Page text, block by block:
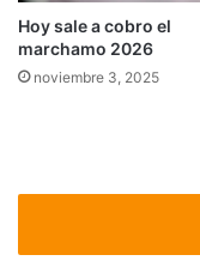
Hoy sale a cobro el
marchamo 2026
noviembre 3, 2025